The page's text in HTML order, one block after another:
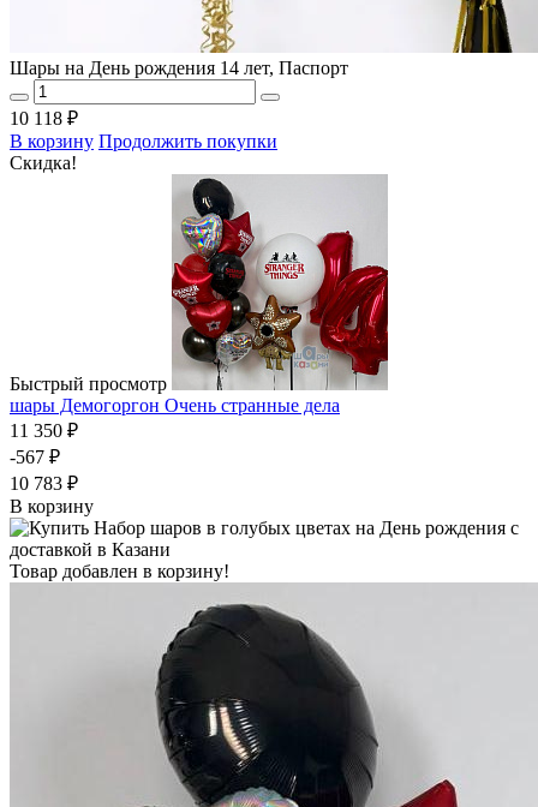
Шары на День рождения 14 лет, Паспорт
10 118 ₽
В корзину Продолжить покупки
Скидка!
Быстрый просмотр
шары Демогоргон Очень странные дела
11 350 ₽
-567 ₽
10 783 ₽
В корзину
Товар добавлен в корзину!